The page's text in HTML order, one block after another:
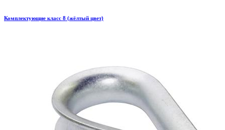
Комплектующие класс 8 (жёлтый цвет)